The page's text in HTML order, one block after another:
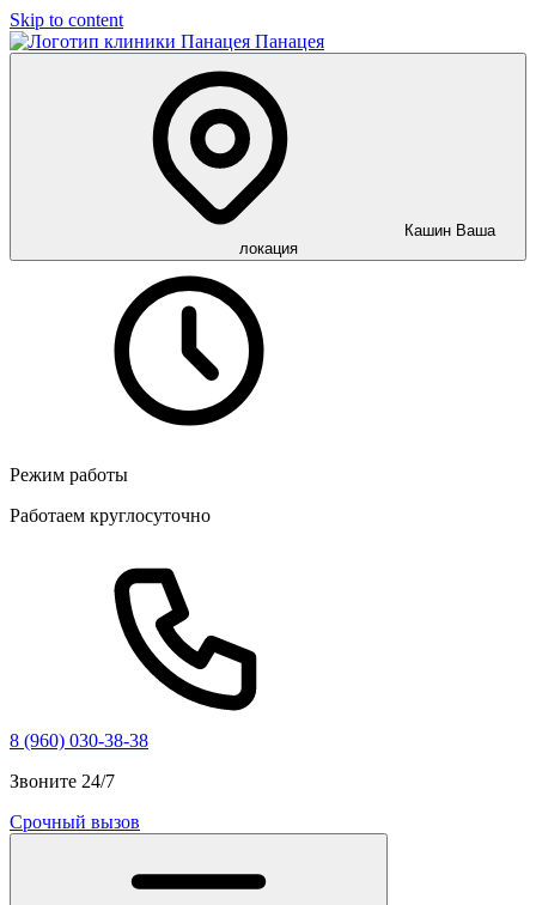
Skip to content
Панацея
Кашин Ваша
локация
Режим работы
Работаем круглосуточно
8 (960) 030-38-38
Звоните 24/7
Срочный вызов